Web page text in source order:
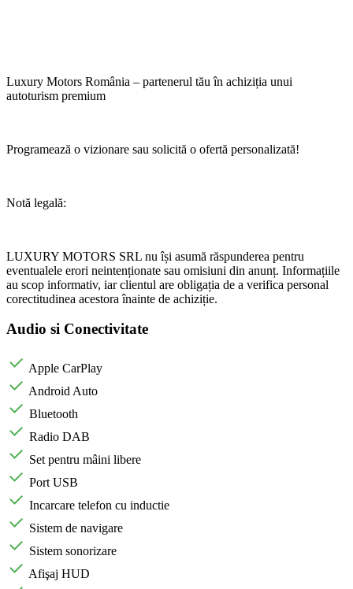
Luxury Motors România – partenerul tău în achiziția unui
autoturism premium
Programează o vizionare sau solicită o ofertă personalizată!
Notă legală:
LUXURY MOTORS SRL nu își asumă răspunderea pentru
eventualele erori neintenționate sau omisiuni din anunț. Informațiile
au scop informativ, iar clientul are obligația de a verifica personal
corectitudinea acestora înainte de achiziție.
Audio si Conectivitate
Apple CarPlay
Android Auto
Bluetooth
Radio DAB
Set pentru mâini libere
Port USB
Incarcare telefon cu inductie
Sistem de navigare
Sistem sonorizare
Afişaj HUD